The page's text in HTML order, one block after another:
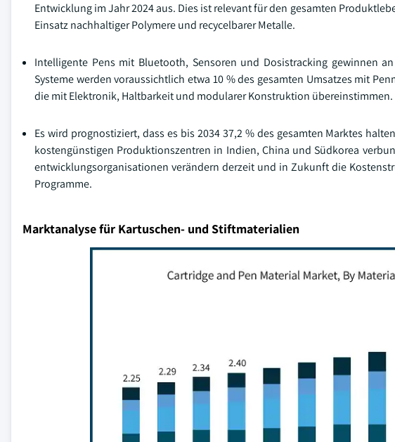
Entwicklung im Jahr 2024 aus. Dies ist relevant für den gesamten
Einsatz nachhaltiger Polymere und recycelbarer Metalle.
Intelligente Pens mit Bluetooth, Sensoren und Dosistracking gewinnen
Systeme werden voraussichtlich etwa 10 % des gesamten Umsatzes mit
die mit Elektronik, Haltbarkeit und modularer Konstruktion übereinstimmen.
Es wird prognostiziert, dass es bis 2034 37,2 % des gesamten Marktes
kostengünstigen Produktionszentren in Indien, China und Südkorea
entwicklungsorganisationen verändern derzeit und in Zukunft die
Programme.
Marktanalyse für Kartuschen- und Stiftmaterialien